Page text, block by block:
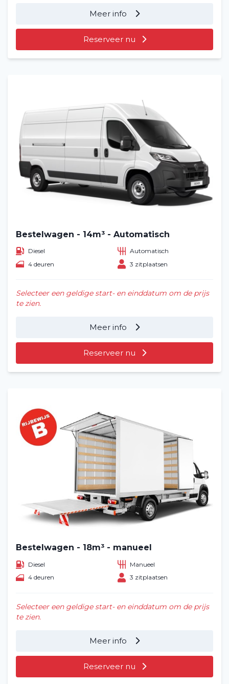
Lange termijn
Over ons
Blog
Veelgestelde vragen (FAQ)
Filialen
Contact
Meer info
Reserveer nu
Bestelwagen - 14m³ - Automatisch
Diesel
Automatisch
4 deuren
3 zitplaatsen
Selecteer een geldige start- en einddatum om de prijs
te zien.
Meer info
Reserveer nu
Bestelwagen - 18m³ - manueel
Diesel
Manueel
4 deuren
3 zitplaatsen
Selecteer een geldige start- en einddatum om de prijs
te zien.
Meer info
Reserveer nu